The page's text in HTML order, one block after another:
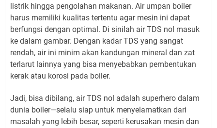
listrik hingga pengolahan makanan. Air umpan boiler
harus memiliki kualitas tertentu agar mesin ini dapat
berfungsi dengan optimal. Di sinilah air TDS nol masuk
ke dalam gambar. Dengan kadar TDS yang sangat
rendah, air ini minim akan kandungan mineral dan zat
terlarut lainnya yang bisa menyebabkan pembentukan
kerak atau korosi pada boiler.
Jadi, bisa dibilang, air TDS nol adalah superhero dalam
dunia boiler—selalu siap untuk menyelamatkan dari
masalah yang lebih besar, seperti kerusakan mesin dan